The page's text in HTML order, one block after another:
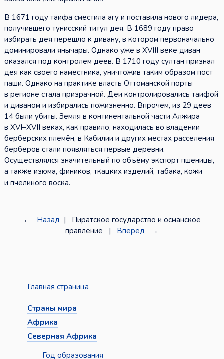
В 1671 году таифа сместила агу и поставила нового лидера,
получившего тунисский титул дея. В 1689 году право
избирать дея перешло к дивану, в котором первоначально
доминировали янычары. Однако уже в XVIII веке диван
оказался под контролем деев. В 1710 году султан признал
дея как своего наместника, уничтожив таким образом пост
паши. Однако на практике власть Оттоманской порты
в регионе стала призрачной. Деи контролировались таифой
и диваном и избирались пожизненно. Впрочем, из 29 деев
14 были убиты. Земля в континентальной части Алжира
в XVI–XVII веках, как правило, находилась во владении
берберских племён, в Кабилии и других местах расселения
берберов стали появляться первые деревни.
Осуществлялся значительный по объёму экспорт пшеницы,
а также изюма, фиников, ткацких изделий, табака, кожи
и пчелиного воска.
← Назад | Пиратское государство и османское
правление | Вперёд →
Главная страница
Страны мира
Африка
Северная Африка
Год образования